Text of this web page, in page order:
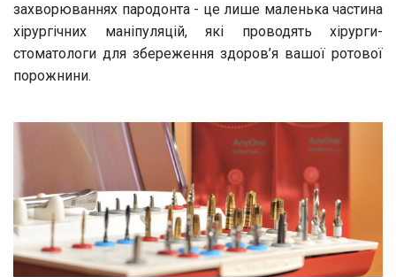
захворюваннях пародонта - це лише маленька частина
хірургічних маніпуляцій, які проводять хірурги-
стоматологи для збереження здоров’я вашої ротової
порожнини.